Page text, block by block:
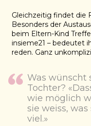
Gleichzeitig findet die
Besonders der
beim Eltern-Kind
insieme21 – bedeutet
reden. Ganz
Was wünscht
Tochter? «
wie möglich
sie weiss,
viel.»